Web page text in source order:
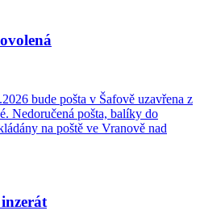
bude pošta v Šafově uzavřena z
Nedoručená pošta, balíky do
na poště ve Vranově nad